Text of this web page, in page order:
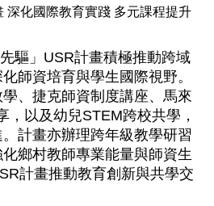
深化國際教育實踐 多元課程提升
驅」USR計畫積極推動跨域
師資培育與學生國際視野。
、捷克師資制度講座、馬來
，以及幼兒STEM跨校共學，
計畫亦辦理跨年級教學研習
鄉村教師專業能量與師資生
計畫推動教育創新與共學交